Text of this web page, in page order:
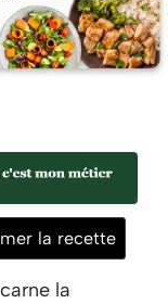
la recette
la